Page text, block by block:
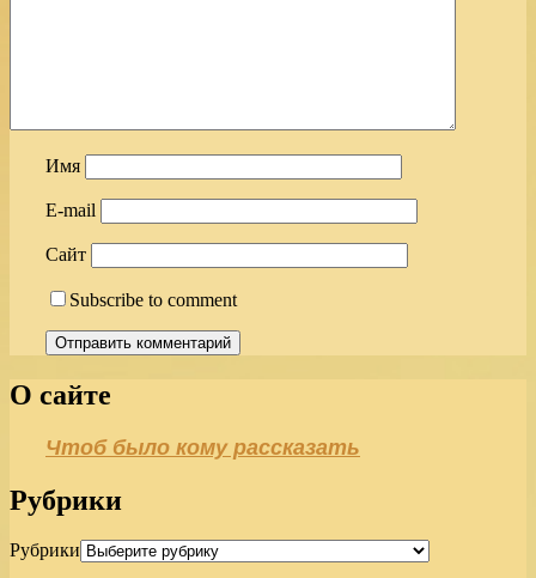
Имя
E-mail
Сайт
Subscribe to comment
О сайте
Чтоб было кому рассказать
Рубрики
Рубрики